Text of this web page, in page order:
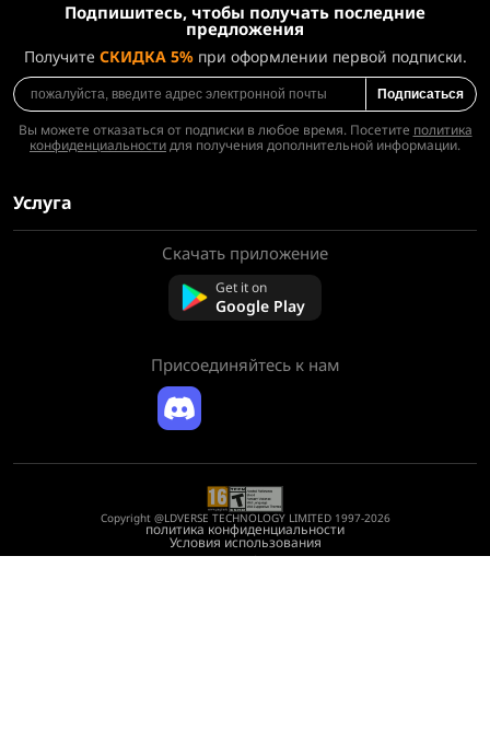
Подпишитесь, чтобы получать последние
предложения
Получите СКИДКА 5%при оформлении первой подписки.
Подписаться
Вы можете отказаться от подписки в любое время. Посетите политика
конфиденциальностидля получения дополнительной информации.
Услуга
Часто задаваемые вопросы
Скачать приложение
Get it on
Google Play
Присоединяйтесь к нам
Copyright @LDVERSE TECHNOLOGY LIMITED 1997-2026
политика конфиденциальности
Условия использования
Registration Number: 75522164